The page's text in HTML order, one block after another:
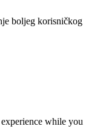
boljeg korisničkog
while you